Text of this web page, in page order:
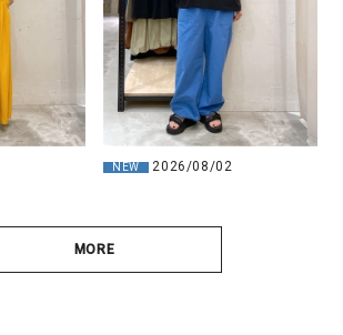
NEW 2026/08/02
MORE